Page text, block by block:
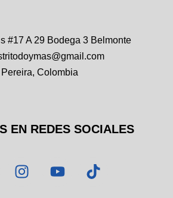
#17 A 29 Bodega 3 Belmonte
Pereira, Colombia
EN REDES SOCIALES
I
n
Y
o
T
i